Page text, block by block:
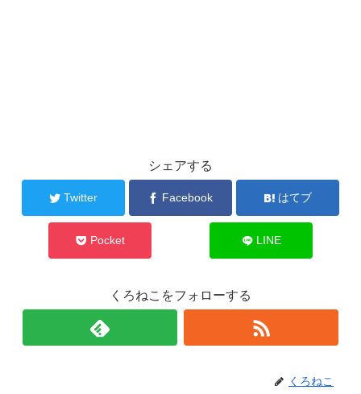
シェアする
Twitter Facebook はてブ
Pocket LINE
くろねこをフォローする
くろねこ